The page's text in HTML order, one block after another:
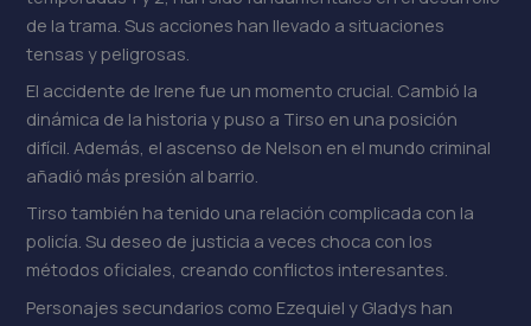
de la trama. Sus acciones han llevado a situaciones
tensas y peligrosas.
El accidente de Irene fue un momento crucial. Cambió la
dinámica de la historia y puso a Tirso en una posición
difícil. Además, el ascenso de Nelson en el mundo criminal
añadió más presión al barrio.
Tirso también ha tenido una relación complicada con la
policía. Su deseo de justicia a veces choca con los
métodos oficiales, creando conflictos interesantes.
Personajes secundarios como Ezequiel y Gladys han